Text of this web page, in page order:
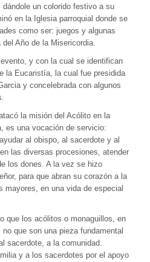
un colorido festivo a su
en la Iglesia parroquial donde se
como ser: juegos y algunas
Año de la Misericordia.
y con la cual se identifican
la Eucaristía, la cual fue presidida
y concelebrada con algunos
la misión del Acólito en la
es una vocación de servicio:
al obispo, al sacerdote y al
las diversas procesiones, atender
los dones. A la vez se hizo
para que abran su corazón a la
mayores, en una vida de especial
que los acólitos o monaguillos, en
que son una pieza fundamental
sacerdote, a la comunidad.
y a los sacerdotes por el apoyo